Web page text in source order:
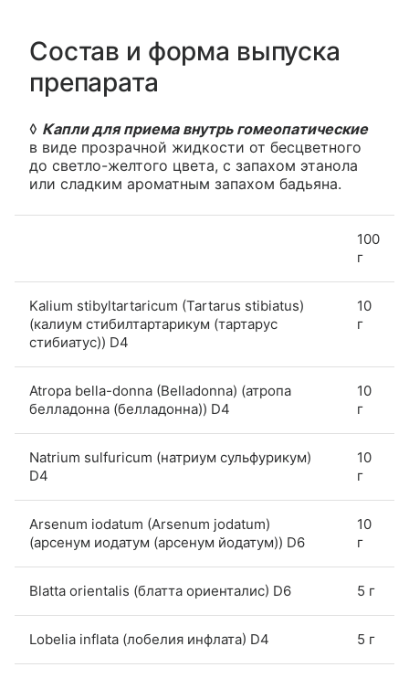
Состав и форма выпуска
препарата
◊ Капли для приема внутрь гомеопатические
в виде прозрачной жидкости от бесцветного
до светло-желтого цвета, с запахом этанола
или сладким ароматным запахом бадьяна.
100
г
Kalium stibyltartaricum (Tartarus stibiatus)
(калиум стибилтартарикум (тартарус
стибиатус)) D4
10
г
Atropa bella-donna (Belladonna) (атропа
белладонна (белладонна)) D4
10
г
Natrium sulfuricum (натриум сульфурикум)
D4
10
г
Arsenum iodatum (Arsenum jodatum)
(арсенум иодатум (арсенум йодатум)) D6
10
г
Blatta orientalis (блатта ориенталис) D6 5 г
Lobelia inflata (лобелия инфлата) D4 5 г